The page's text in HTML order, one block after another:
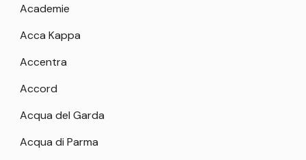
Academie
Acca Kappa
Accentra
Accord
Acqua del Garda
Acqua di Parma